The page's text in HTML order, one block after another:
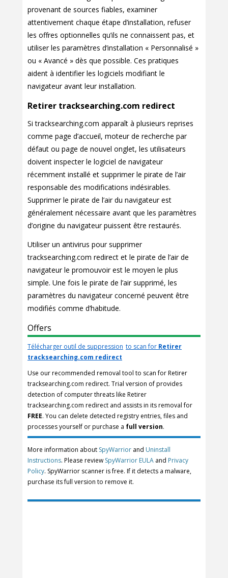
provenant de sources fiables, examiner
attentivement chaque étape d’installation, refuser
les offres optionnelles qu’ils ne connaissent pas, et
utiliser les paramètres d’installation « Personnalisé »
ou « Avancé » dès que possible. Ces pratiques
aident à identifier les logiciels modifiant le
navigateur avant leur installation.
Retirer tracksearching.com redirect
Si tracksearching.com apparaît à plusieurs reprises
comme page d’accueil, moteur de recherche par
défaut ou page de nouvel onglet, les utilisateurs
doivent inspecter le logiciel de navigateur
récemment installé et supprimer le pirate de l’air
responsable des modifications indésirables.
Supprimer le pirate de l’air du navigateur est
généralement nécessaire avant que les paramètres
d’origine du navigateur puissent être restaurés.
Utiliser un antivirus pour supprimer
tracksearching.com redirect et le pirate de l’air de
navigateur le promouvoir est le moyen le plus
simple. Une fois le pirate de l’air supprimé, les
paramètres du navigateur concerné peuvent être
modifiés comme d’habitude.
Offers
Télécharger outil de suppression to scan for Retirer
tracksearching.com redirect
Use our recommended removal tool to scan for Retirer
tracksearching.com redirect. Trial version of provides
detection of computer threats like Retirer
tracksearching.com redirect and assists in its removal for
FREE. You can delete detected registry entries, files and
processes yourself or purchase a full version.
More information about SpyWarrior and Uninstall
Instructions. Please review SpyWarrior EULA and Privacy
Policy. SpyWarrior scanner is free. If it detects a malware,
purchase its full version to remove it.